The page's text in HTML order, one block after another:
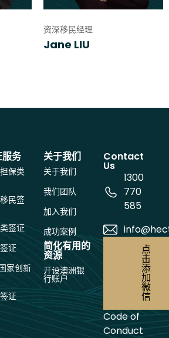
资深移民经理
Jane LIU
务
保类
民签
签证
证
家创新
证
关于我们
关于我们
我们团队
加入我们
成功案例
简化有用的
资源
开设澳洲银
行账户
Contact
Us
1300
770
585
点
击
添
加
微
信
Code of
Conduct